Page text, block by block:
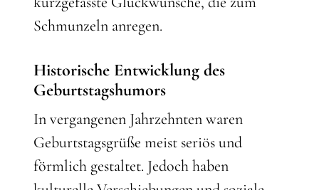
Schmunzeln anregen.
Historische Entwicklung des
Geburtstagshumors
In vergangenen Jahrzehnten waren
Geburtstagsgrüße meist seriös und
förmlich gestaltet. Jedoch haben